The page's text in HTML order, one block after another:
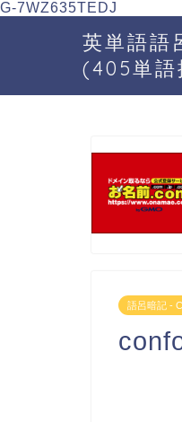
G-7WZ635TEDJ
英単語語
(405単語
語呂暗記 - C